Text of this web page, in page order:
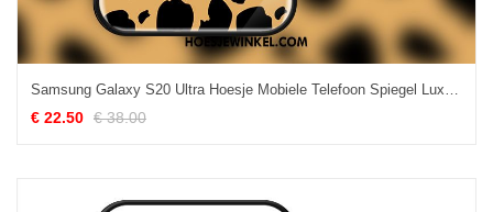
Samsung Galaxy S20 Ultra Hoesje Mobiele Telefoon Spiegel Luxe, Samsung Galaxy S20 Ultra Hoesje Hoes Mode Braun
€ 22.50 € 38.00